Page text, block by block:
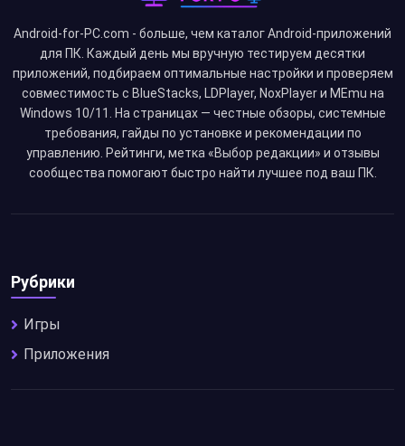
Android-for-PC.com - больше, чем каталог Android-приложений
для ПК. Каждый день мы вручную тестируем десятки
приложений, подбираем оптимальные настройки и проверяем
совместимость с BlueStacks, LDPlayer, NoxPlayer и MEmu на
Windows 10/11. На страницах — честные обзоры, системные
требования, гайды по установке и рекомендации по
управлению. Рейтинги, метка «Выбор редакции» и отзывы
сообщества помогают быстро найти лучшее под ваш ПК.
Рубрики
Игры
Приложения